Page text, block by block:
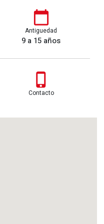
Antiguedad
9 a 15 años
Contacto